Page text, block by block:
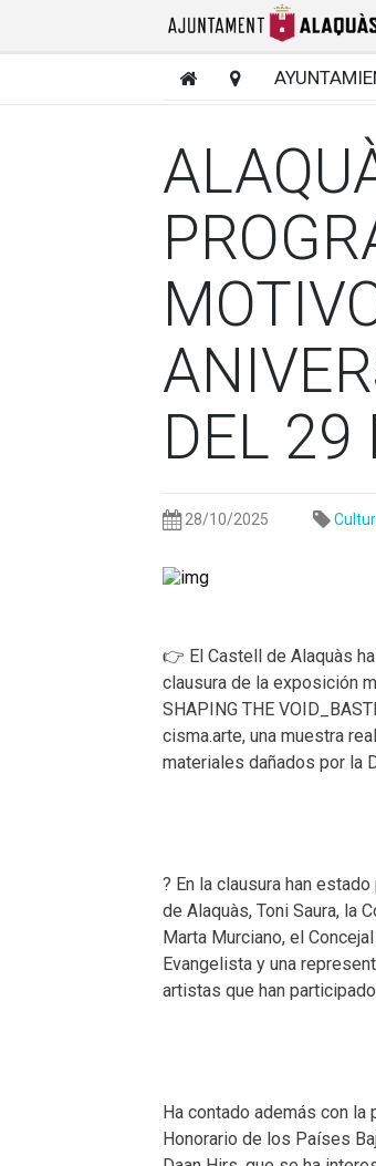
DEL 29
28/10/2025
👉 El Castell de Alaquàs
clausura de la exposición
SHAPING THE
cisma.arte, una muestra
materiales dañados por la
? En la clausura han
de Alaquàs, Toni Saura, la
Marta Murciano, el
Evangelista y una
artistas que han
Ha contado además con la
Honorario de los Países